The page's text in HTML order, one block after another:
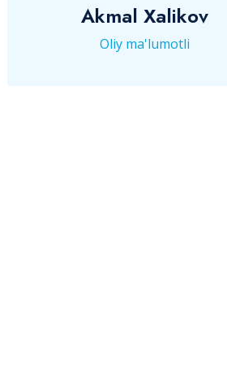
Akmal Xalikov
Oliy ma'lumotli